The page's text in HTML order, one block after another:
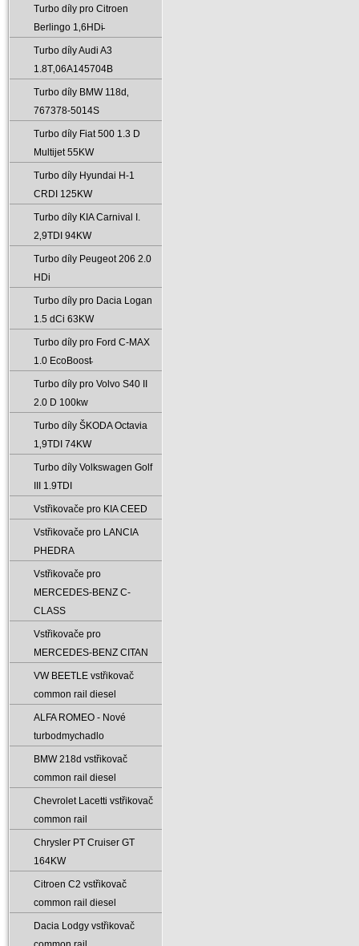
Turbo díly pro Citroen
Berlingo 1‚6HDi̵
Turbo díly Audi A3
1.8T‚06A145704B
Turbo díly BMW 118d‚
767378-5014S
Turbo díly Fiat 500 1.3 D
Multijet 55KW
Turbo díly Hyundai H-1
CRDI 125KW
Turbo díly KIA Carnival I.
2‚9TDI 94KW
Turbo díly Peugeot 206 2.0
HDi
Turbo díly pro Dacia Logan
1.5 dCi 63KW
Turbo díly pro Ford C-MAX
1.0 EcoBoost̵
Turbo díly pro Volvo S40 II
2.0 D 100kw
Turbo díly ŠKODA Octavia
1‚9TDI 74KW
Turbo díly Volkswagen Golf
III 1.9TDI
Vstřikovače pro KIA CEED
Vstřikovače pro LANCIA
PHEDRA
Vstřikovače pro
MERCEDES-BENZ C-
CLASS
Vstřikovače pro
MERCEDES-BENZ CITAN
VW BEETLE vstřikovač
common rail diesel
ALFA ROMEO - Nové
turbodmychadlo
BMW 218d vstřikovač
common rail diesel
Chevrolet Lacetti vstřikovač
common rail
Chrysler PT Cruiser GT
164KW
Citroen C2 vstřikovač
common rail diesel
Dacia Lodgy vstřikovač